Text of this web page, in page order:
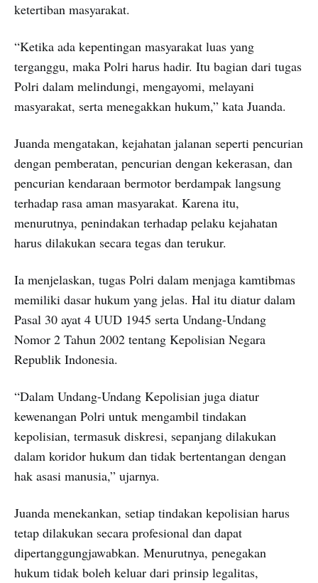
ketertiban masyarakat.
“Ketika ada kepentingan masyarakat luas yang
terganggu, maka Polri harus hadir. Itu bagian dari tugas
Polri dalam melindungi, mengayomi, melayani
masyarakat, serta menegakkan hukum,” kata Juanda.
Juanda mengatakan, kejahatan jalanan seperti pencurian
dengan pemberatan, pencurian dengan kekerasan, dan
pencurian kendaraan bermotor berdampak langsung
terhadap rasa aman masyarakat. Karena itu,
menurutnya, penindakan terhadap pelaku kejahatan
harus dilakukan secara tegas dan terukur.
Ia menjelaskan, tugas Polri dalam menjaga kamtibmas
memiliki dasar hukum yang jelas. Hal itu diatur dalam
Pasal 30 ayat 4 UUD 1945 serta Undang-Undang
Nomor 2 Tahun 2002 tentang Kepolisian Negara
Republik Indonesia.
“Dalam Undang-Undang Kepolisian juga diatur
kewenangan Polri untuk mengambil tindakan
kepolisian, termasuk diskresi, sepanjang dilakukan
dalam koridor hukum dan tidak bertentangan dengan
hak asasi manusia,” ujarnya.
Juanda menekankan, setiap tindakan kepolisian harus
tetap dilakukan secara profesional dan dapat
dipertanggungjawabkan. Menurutnya, penegakan
hukum tidak boleh keluar dari prinsip legalitas,